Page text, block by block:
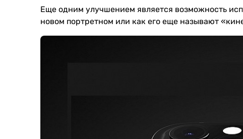
Еще одним улучшением является возможность
новом портретном или как его еще называют